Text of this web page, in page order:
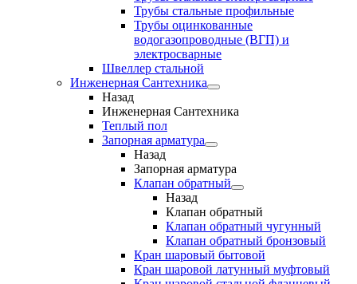
Трубы стальные профильные
Трубы оцинкованные
водогазопроводные (ВГП) и
электросварные
Швеллер стальной
Инженерная Сантехника
Назад
Инженерная Сантехника
Теплый пол
Запорная арматура
Назад
Запорная арматура
Клапан обратный
Назад
Клапан обратный
Клапан обратный чугунный
Клапан обратный бронзовый
Кран шаровый бытовой
Кран шаровой латунный муфтовый